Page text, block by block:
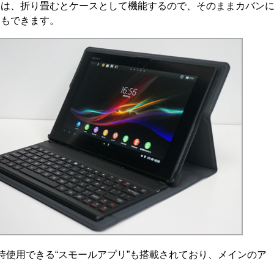
、折り畳むとケースとして機能するので、そのままカバンに
できます。
用できる“スモールアプリ”も搭載されており、メインのア